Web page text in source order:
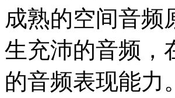
成熟的空间音频
生充沛的音频，
的音频表现能力